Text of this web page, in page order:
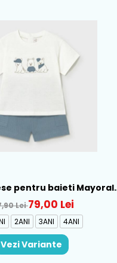
pentru baieti Mayoral,
Albastru - 1665-31
Lei79,00 Lei
2ANI 3ANI 4ANI
Vezi Variante